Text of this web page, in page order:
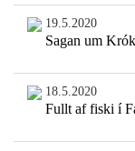
19.5.2020
Sagan um
18.5.2020
Fullt af fiski í